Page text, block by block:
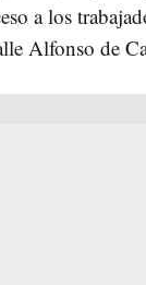
a los
Alfonso de